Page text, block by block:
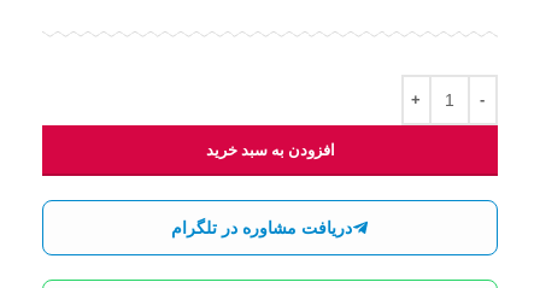
افزودن به سبد خرید
دریافت مشاوره در تلگرام